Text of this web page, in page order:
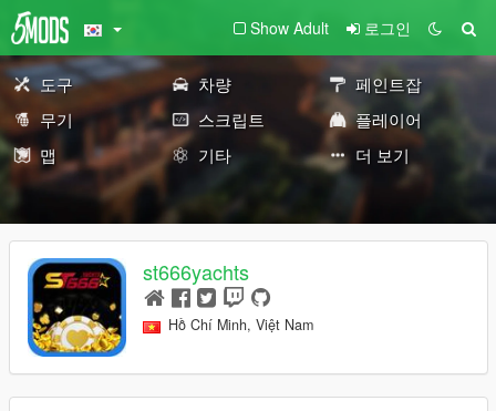
Show Adult 로그인
도구 차량
페인트잡
무기
스크립트
플레이어
맵
기타 더 보기
st666yachts
Hồ Chí Minh, Việt Nam